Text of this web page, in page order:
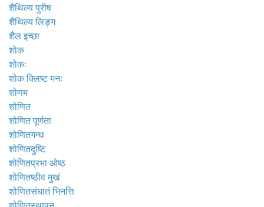
शैथिल्य पुरीष
शैथिल्य लिङ्ग
शैल इच्छा
शोक
शोकः
शोक क्लिष्ट मनः
शोणम
शोणित
शोणित पूर्णता
शोणितगन्ध
शोणितदुष्टि
शोणितप्रभा ओष्ठ
शोणितष्ठीव मुखं
शोणितसंघातं भिनत्ति